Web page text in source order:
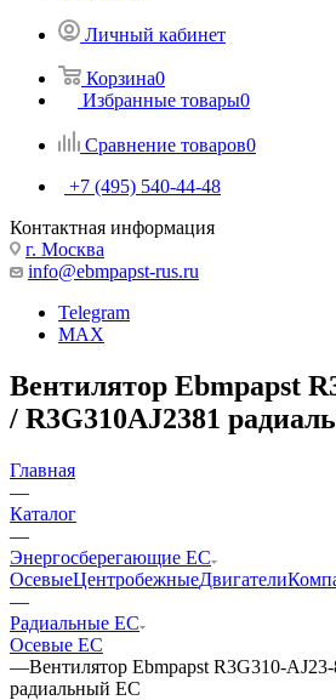
Личный кабинет
Корзина0
Избранные товары0
Сравнение товаров0
+7 (495) 540-44-48
Контактная информация
г. Москва
info@ebmpapst-rus.ru
Telegram
MAX
Вентилятор Ebmpapst
/ R3G310AJ2381
Главная
—
Каталог
—
Энергосберегающие EC
ОсевыеЦентробежныеДвигатели
—
Радиальные EC
Осевые EC
—Вентилятор Ebmpapst R3G310-
радиальный EC